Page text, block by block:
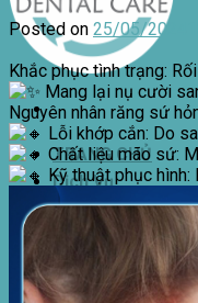
TRANG CHỦ
Dịch Vụ
Bảng Giá Tham
Bảo Lãnh Viện Phí
Câu Hỏi Thường
GIỚI THIỆU
Posted on 25/05/2024
Khắc phục tình trạng:
Mang lại nụ cười
Nguyên nhân răng sứ
Lỗi khớp cắn: Do
Chất liệu mão sứ:
Kỹ thuật phục